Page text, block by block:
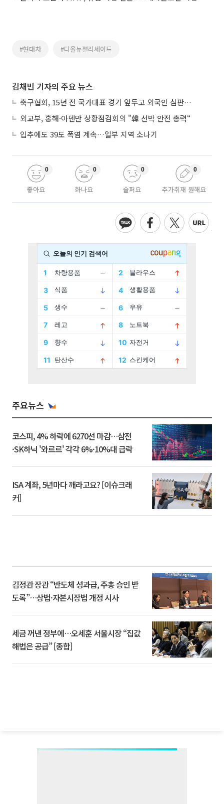
#현대차 #디올뉴팰리세이드
김채빈 기자의 주요 뉴스
축구협회, 15년 전 국가대표 경기 앞두고 외국인 심판에 ‘성접대’
외교부, 홍해·아덴만 상황점검회의 "韓 선박 안전 총력“
입추에도 39도 폭염 계속…일부 지역 소나기
좋아요
0
화나요
0
슬퍼요
0
추가취재 원해요
0
주요뉴스
코스피, 4% 하락에 6270선 마감…삼전
·SK하닉 '와르르' 각각 6%·10%대 급락
ISA 계좌, 5년마다 깨라고요? [이슈크래
커]
김정관 장관 “반도체 성과급, 주총 승인 받
도록”…상법·자본시장법 개정 시사
세금 꺼낸 정부에…오세훈 서울시장 “집값
해법은 공급” [종합]